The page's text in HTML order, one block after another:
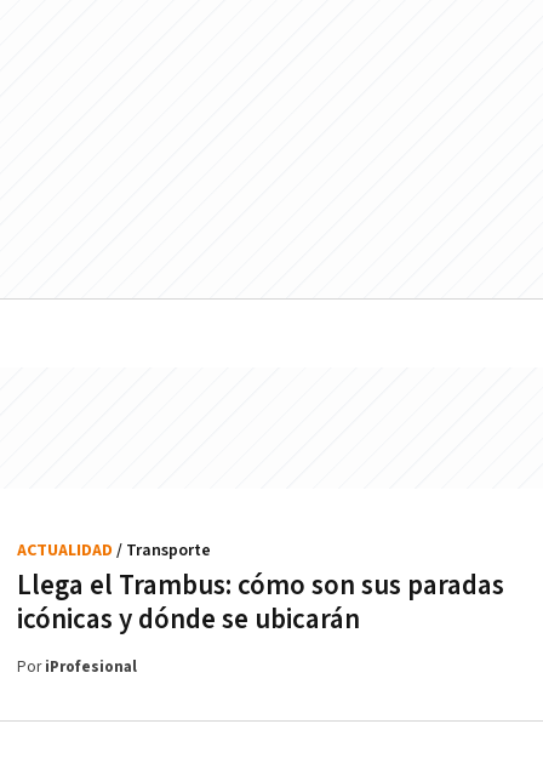
Llega el Trambus: cómo son sus paradas
icónicas y dónde se ubicarán
ACTUALIDAD / Transporte
PoriProfesional